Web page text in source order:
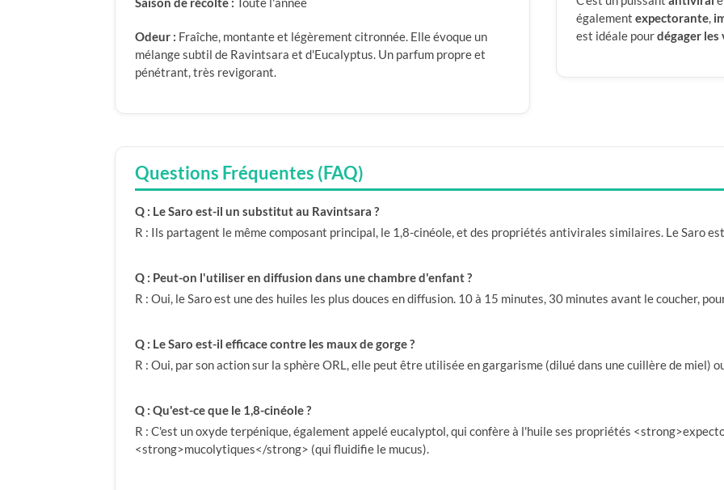
Odeur : Fraîche, montante et légèrement citronnée. Elle évoque un
mélange subtil de Ravintsara et d'Eucalyptus. Un parfum propre et
pénétrant, très revigorant.
également expectorante,
est idéale pourdégager
Questions Fréquentes (FAQ)
Q : Le Saro est-il un substitut au Ravintsara ?
R : Ils partagent le même composant principal, le 1,8-cinéole, et des propriétés antivirales similaires. Le Saro
Q : Peut-on l'utiliser en diffusion dans une chambre d'enfant ?
R : Oui, le Saro est une des huiles les plus douces en diffusion. 10 à 15 minutes, 30 minutes avant le coucher,
Q : Le Saro est-il efficace contre les maux de gorge ?
R : Oui, par son action sur la sphère ORL, elle peut être utilisée en gargarisme (dilué dans une cuillère de miel)
Q : Qu'est-ce que le 1,8-cinéole ?
R : C'est un oxyde terpénique, également appelé eucalyptol, qui confère à l'huile ses propriétés
<strong>mucolytiques</strong> (qui fluidifie le mucus).